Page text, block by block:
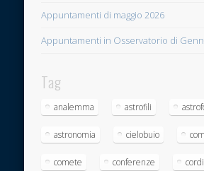
Appuntamenti di maggio 2026
Appuntamenti in Osservatorio di
Tag
analemma astrofili
astronomia cielobuio
comete conferenze